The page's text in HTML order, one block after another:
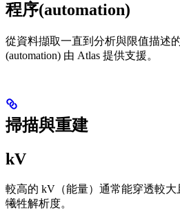
程序(automation)
從資料擷取一直到分析與限值描述
(automation) 由 Atlas 提供支援。
掃描與重建
kV
較高的 kV（能量）通常能穿透較
犧牲解析度。